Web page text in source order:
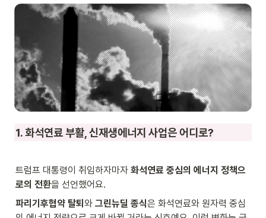
1. 화석연료 부활, 신재생에너지 사업은 어디로?
트럼프 대통령이 취임하자마자 화석연료 중심의 에너지 정책으
로의 전환을 선언했어요.
파리기후협약 탈퇴 와 그린뉴딜 종식은 화석연료와 원자력 중심